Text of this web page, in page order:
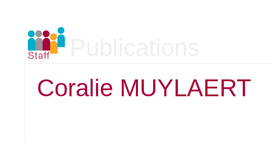
Coralie MUYLAERT